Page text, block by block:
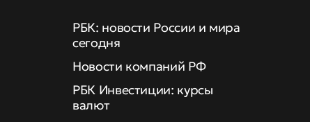
РБК: новости России и мира
сегодня
Новости компаний РФ
РБК Инвестиции: курсы
валют